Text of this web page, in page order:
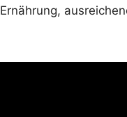
Ernährung,